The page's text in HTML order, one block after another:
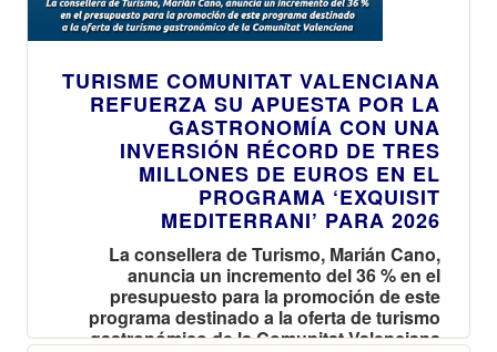
TURISME COMUNITAT VALENCIANA
REFUERZA SU APUESTA POR LA
GASTRONOMÍA CON UNA
INVERSIÓN RÉCORD DE TRES
MILLONES DE EUROS EN EL
PROGRAMA ‘EXQUISIT
MEDITERRANI’ PARA 2026
La consellera de Turismo, Marián Cano,
anuncia un incremento del 36 % en el
presupuesto para la promoción de este
programa destinado a la oferta de turismo
gastronómico de la Comunitat Valenciana